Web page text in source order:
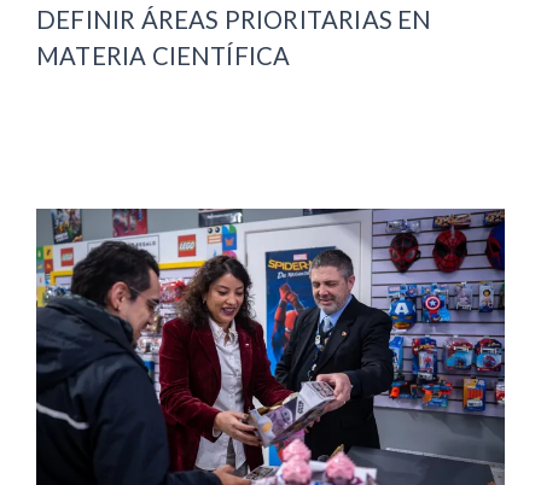
DEFINIR ÁREAS PRIORITARIAS EN
MATERIA CIENTÍFICA